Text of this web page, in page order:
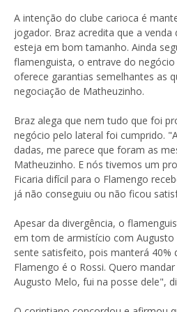
A intenção do clube carioca é
jogador. Braz acredita que a venda
esteja em bom tamanho. Ainda
flamenguista, o entrave do
oferece garantias semelhantes as
negociação de Matheuzinho.
Braz alega que nem tudo que foi
negócio pelo lateral foi cumprido.
dadas, me parece que foram as
Matheuzinho. E nós tivemos um
Ficaria difícil para o Flamengo
já não conseguiu ou não ficou
Apesar da divergência, o
em tom de armistício com
sente satisfeito, pois manterá 40%
Flamengo é o Rossi. Quero
Augusto Melo, fui na posse dele",